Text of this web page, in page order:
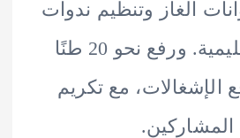
وتنظيم ندوات
توعوية دينية وتعليمية. ورفع نحو 20 طنًا
مع تكريم